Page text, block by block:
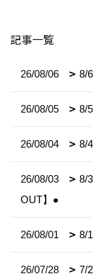
記事一覧
26/08/06 8/
26/08/05 8/
26/08/04 8/
26/08/03
8/
OUT】●
26/08/01 8/
26/07/28 7/